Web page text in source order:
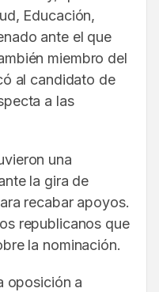
Educación,
ante el que
miembro del
al candidato de
a las
una
la gira de
recabar apoyos.
republicanos que
la nominación.
oposición a